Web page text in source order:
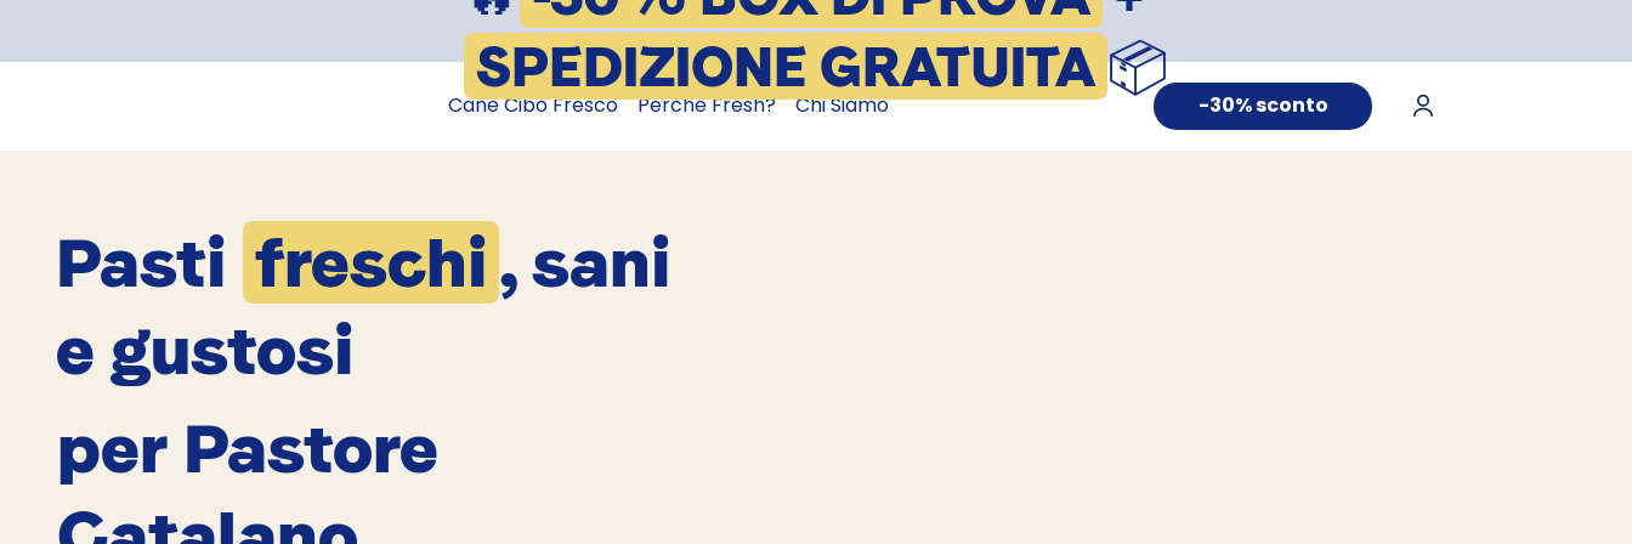
Cane Cibo Fresco Perché Fresh? Chi Siamo -30% sconto
SPEDIZIONE GRATUITA📦
Pasti freschi, sani
e gustosi
per Pastore